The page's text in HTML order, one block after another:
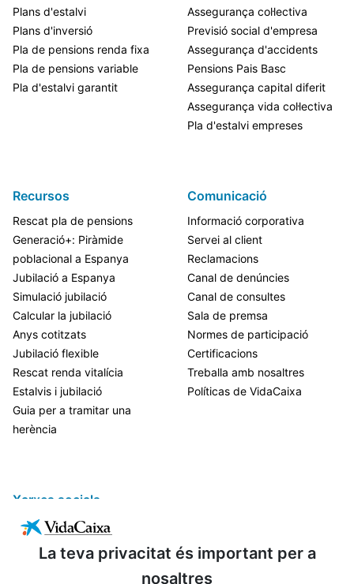
La teva privacitat és important per a
nosaltres
Plans d'estalvi
Plans d'inversió
Pla de pensions renda fixa
Pla de pensions variable
Pla d'estalvi garantit
Assegurança col·lectiva
Previsió social d'empresa
Assegurança d'accidents
Pensions Pais Basc
Assegurança capital diferit
Assegurança vida col·lectiva
Pla d'estalvi empreses
Recursos
Rescat pla de pensions
Generació+: Piràmide
poblacional a Espanya
Jubilació a Espanya
Simulació jubilació
Calcular la jubilació
Anys cotitzats
Jubilació flexible
Rescat renda vitalícia
Estalvis i jubilació
Guia per a tramitar una
herència
Comunicació
Informació corporativa
Servei al client
Reclamacions
Canal de denúncies
Canal de consultes
Sala de premsa
Normes de participació
Certificacions
Treballa amb nosaltres
Políticas de VidaCaixa
Xarxes socials